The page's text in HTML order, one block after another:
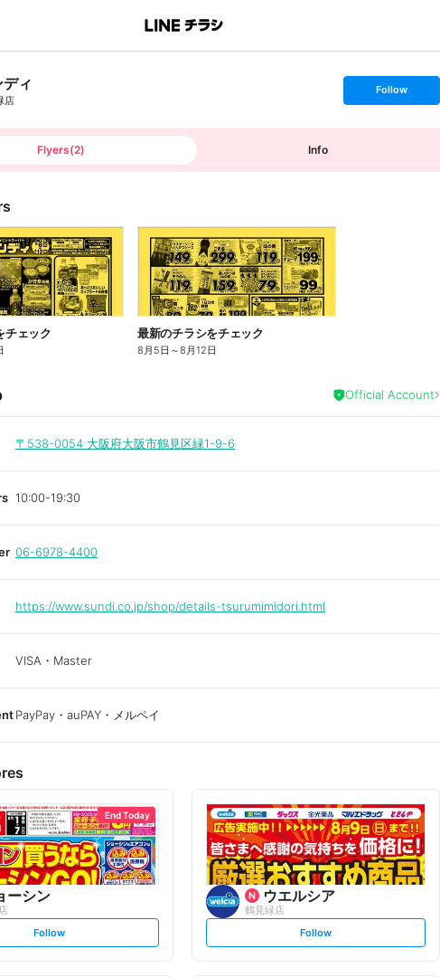
ィ
店
s
t
o
Follow
Flyers(2) Info
チェック 最新のチラシをチェック
8月5日 ～8月12日
Official Account
〒538-0054 大阪府大阪市鶴見区緑1-9-6
10:00-19:30
06-6978-4400
https://www.sundi.co.jp/shop/details-tsurumimidori.html
VISA・Master
PayPay・auPAY・メルペイ
End Today
ーシン
s
t
Follow
ウエルシア
鶴見緑店
s
t
Follow